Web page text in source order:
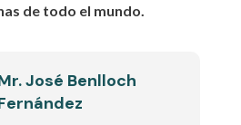
de todo el mundo.
José Benlloch